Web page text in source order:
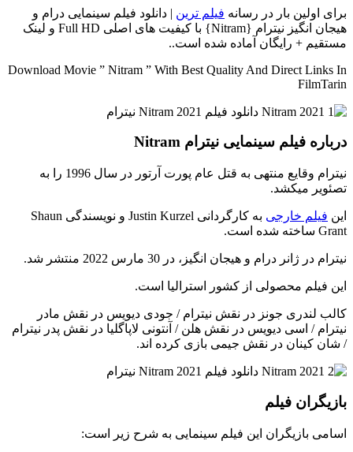
برای اولین بار در رسانه فیلم ترین | دانلود فیلم سینمایی درام و
هیجان انگیز نیترام {Nitram} با کیفیت های اصلی Full HD و لینک
مستقیم + رایگان آماده شده است..
Download Movie ” Nitram ” With Best Quality And Direct Links In
FilmTarin
درباره فیلم سینمایی نیترام Nitram
نیترام وقایع منتهی به قتل عام پورت آرتور در سال 1996 را به
تصئویر میکشد.
این فیلم خارجی
به کارگردانی Justin Kurzel و نویسندگی Shaun
Grant ساخته شده است.
نیترام در ژانر درام و هیجان انگیز، در 30 مارس 2022 منتشر شد.
این فیلم محصولی از کشور استرالیا است.
کالب لندری جونز در نقش نیترام / جودی دیویس در نقش مادر
نیترام / اسی دیویس در نقش هلن / آنتونی لاپاگلیا در نقش پدر نیترام
/ شان کینان در نقش جیمی بازی کرده اند.
بازیگران فیلم
اسامی بازیگران این فیلم سینمایی به شرح زیر است: